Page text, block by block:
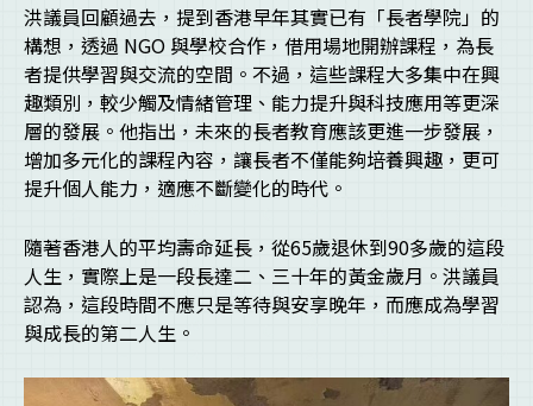
洪議員回顧過去，提到香港早年其實已有「長者學院」的
構想，透過 NGO 與學校合作，借用場地開辦課程，為長
者提供學習與交流的空間。不過，這些課程大多集中在興
趣類別，較少觸及情緒管理、能力提升與科技應用等更深
層的發展。他指出，未來的長者教育應該更進一步發展，
增加多元化的課程內容，讓長者不僅能夠培養興趣，更可
提升個人能力，適應不斷變化的時代。
隨著香港人的平均壽命延長，從65歲退休到90多歲的這段
人生，實際上是一段長達二、三十年的黃金歲月。洪議員
認為，這段時間不應只是等待與安享晚年，而應成為學習
與成長的第二人生。